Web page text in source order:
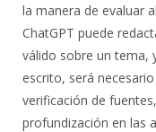
la manera de evaluar
ChatGPT puede
válido sobre un tema,
escrito, será
verificación de
profundización en las